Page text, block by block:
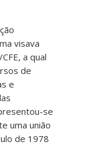
visava
a qual
de
e
se
uma união
de 1978